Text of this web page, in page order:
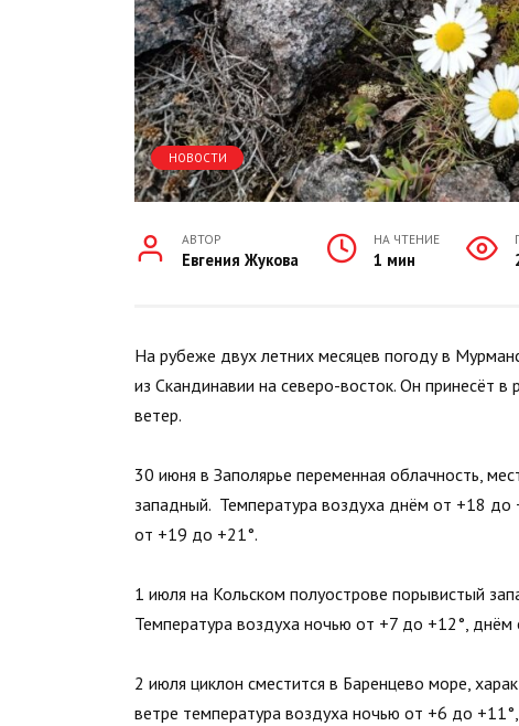
НОВОСТИ
АВТОР
Евгения Жукова
НА ЧТЕНИЕ
1 мин
На рубеже двух летних месяцев погоду в
из Скандинавии на северо-восток. Он принесёт
ветер.
30 июня в Заполярье переменная облачность,
западный. Температура воздуха днём от +18
от +19 до +21°.
1 июля на Кольском полуострове порывистый
Температура воздуха ночью от +7 до +12°,
2 июля циклон сместится в Баренцево море,
ветре температура воздуха ночью от +6 до